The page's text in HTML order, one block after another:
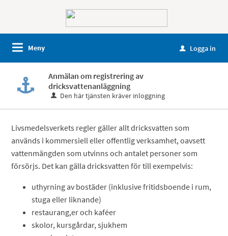
Meny u Logga in
Anmälan om registrering av
dricksvattenanläggning
Den här tjänsten kräver inloggning
Livsmedelsverkets regler gäller allt dricksvatten som
används i kommersiell eller offentlig verksamhet, oavsett
vattenmängden som utvinns och antalet personer som
försörjs. Det kan gälla dricksvatten för till exempelvis:
uthyrning av bostäder (inklusive fritidsboende i rum,
stuga eller liknande)
restaurang,er och kaféer
skolor, kursgårdar, sjukhem